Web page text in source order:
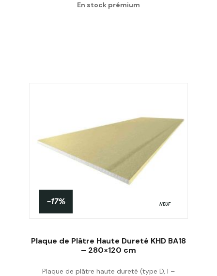
En stock prémium
-17% NEUF
Plaque de Plâtre Haute Dureté KHD BA18
– 280×120 cm
Plaque de plâtre haute dureté (type D, I –